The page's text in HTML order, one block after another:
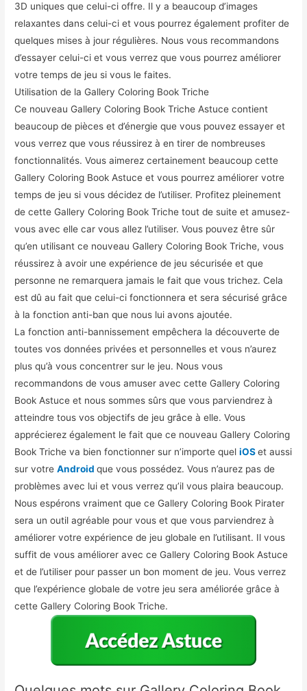
3D uniques que celui-ci offre. Il y a beaucoup d’images
relaxantes dans celui-ci et vous pourrez également profiter de
quelques mises à jour régulières. Nous vous recommandons
d’essayer celui-ci et vous verrez que vous pourrez améliorer
votre temps de jeu si vous le faites.
Utilisation de la Gallery Coloring Book Triche
Ce nouveau Gallery Coloring Book Triche Astuce contient
beaucoup de pièces et d’énergie que vous pouvez essayer et
vous verrez que vous réussirez à en tirer de nombreuses
fonctionnalités. Vous aimerez certainement beaucoup cette
Gallery Coloring Book Astuce et vous pourrez améliorer votre
temps de jeu si vous décidez de l’utiliser. Profitez pleinement
de cette Gallery Coloring Book Triche tout de suite et amusez-
vous avec elle car vous allez l’utiliser. Vous pouvez être sûr
qu’en utilisant ce nouveau Gallery Coloring Book Triche, vous
réussirez à avoir une expérience de jeu sécurisée et que
personne ne remarquera jamais le fait que vous trichez. Cela
est dû au fait que celui-ci fonctionnera et sera sécurisé grâce
à la fonction anti-ban que nous lui avons ajoutée.
La fonction anti-bannissement empêchera la découverte de
toutes vos données privées et personnelles et vous n’aurez
plus qu’à vous concentrer sur le jeu. Nous vous
recommandons de vous amuser avec cette Gallery Coloring
Book Astuce et nous sommes sûrs que vous parviendrez à
atteindre tous vos objectifs de jeu grâce à elle. Vous
apprécierez également le fait que ce nouveau Gallery Coloring
Book Triche va bien fonctionner sur n’importe queliOSet aussi
sur votreAndroid que vous possédez. Vous n’aurez pas de
problèmes avec lui et vous verrez qu’il vous plaira beaucoup.
Nous espérons vraiment que ce Gallery Coloring Book Pirater
sera un outil agréable pour vous et que vous parviendrez à
améliorer votre expérience de jeu globale en l’utilisant. Il vous
suffit de vous améliorer avec ce Gallery Coloring Book Astuce
et de l’utiliser pour passer un bon moment de jeu. Vous verrez
que l’expérience globale de votre jeu sera améliorée grâce à
cette Gallery Coloring Book Triche.